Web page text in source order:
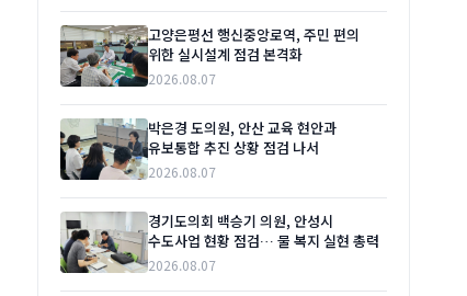
고양은평선 행신중앙로역, 주민 편의
위한 실시설계 점검 본격화
2026.08.07
박은경 도의원, 안산 교육 현안과
유보통합 추진 상황 점검 나서
2026.08.07
경기도의회 백승기 의원, 안성시
수도사업 현황 점검… 물 복지 실현 총력
2026.08.07